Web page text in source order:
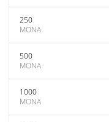
250
MONA
500
MONA
1000
MONA